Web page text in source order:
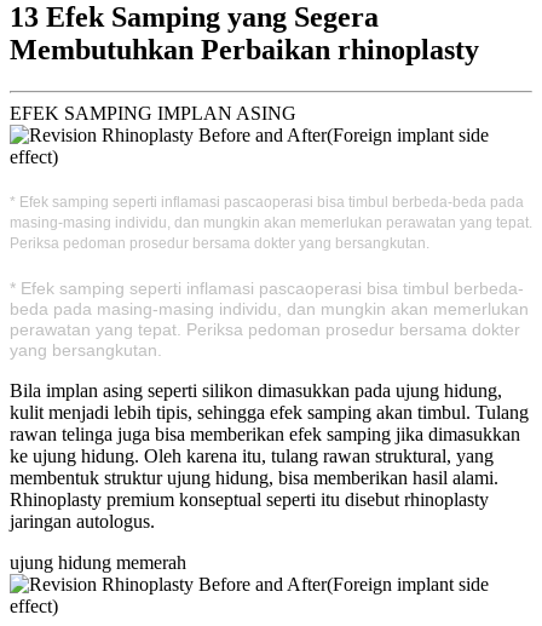
13 Efek Samping yang Segera
Membutuhkan Perbaikan rhinoplasty
EFEK SAMPING IMPLAN ASING
* Efek samping seperti inflamasi pascaoperasi bisa timbul berbeda-beda pada
masing-masing individu, dan mungkin akan memerlukan perawatan yang tepat.
Periksa pedoman prosedur bersama dokter yang bersangkutan.
* Efek samping seperti inflamasi pascaoperasi bisa timbul berbeda-
beda pada masing-masing individu, dan mungkin akan memerlukan
perawatan yang tepat. Periksa pedoman prosedur bersama dokter
yang bersangkutan.
Bila implan asing seperti silikon dimasukkan pada ujung hidung,
kulit menjadi lebih tipis, sehingga efek samping akan timbul. Tulang
rawan telinga juga bisa memberikan efek samping jika dimasukkan
ke ujung hidung. Oleh karena itu, tulang rawan struktural, yang
membentuk struktur ujung hidung, bisa memberikan hasil alami.
Rhinoplasty premium konseptual seperti itu disebut rhinoplasty
jaringan autologus.
ujung hidung memerah